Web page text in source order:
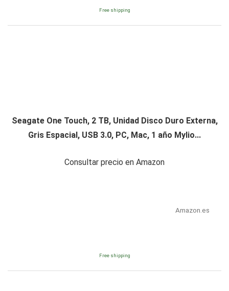
Free shipping
Seagate One Touch, 2 TB, Unidad Disco Duro Externa,
Gris Espacial, USB 3.0, PC, Mac, 1 año Mylio...
Consultar precio en Amazon
Amazon.es
Free shipping